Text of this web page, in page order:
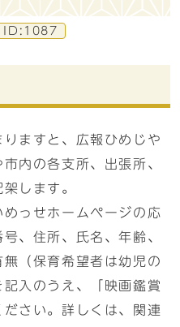
ID:1087
ますと、広報ひめじや
内の各支所、出張所、
します。
っせホームページの応
、住所、氏名、年齢、
（保育希望者は幼児の
入のうえ、「映画鑑賞
さい。詳しくは、関連